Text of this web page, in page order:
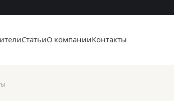
СтатьиО компанииКонтакты